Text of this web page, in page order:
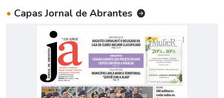
• Capas Jornal de Abrantes